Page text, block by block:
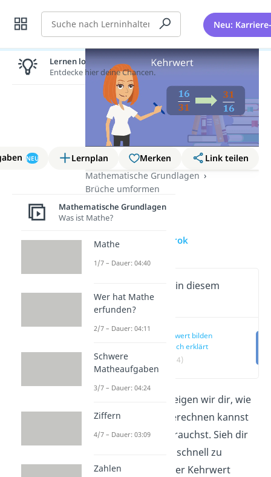
Suche Neu:
NEU Lernplan Merken
Link teilen
Mathematische Grundlagen
Brüche umformen
Kehrwert
Kehrwert Reziprok
Wichtige Inhalte in diesem
Video
Kehrwert bilden
einfach erklärt
(00:14)
In diesem Beitrag zeigen wir dir, wie
du den Kehrwert berechnen kannst
und wofür du ihn brauchst. Sieh dir
unser Video an, um schnell zu
erfahren, wie sich der Kehrwert
Lernen lohnt sich!
Entdecke hier deine Chancen.
Mathematische Grundlagen
Was ist Mathe?
Mathe
1/7 – Dauer: 04:40
Wer hat Mathe
erfunden?
2/7 – Dauer: 04:11
Schwere
Matheaufgaben
3/7 – Dauer: 04:24
Ziffern
4/7 – Dauer: 03:09
Zahlen